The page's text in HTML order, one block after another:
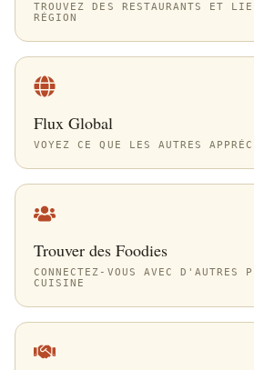
TROUVEZ DES RESTAURANTS ET
RÉGION
Flux Global
VOYEZ CE QUE LES AUTRES
Trouver des Foodies
CONNECTEZ-VOUS AVEC D'AUTRES
CUISINE